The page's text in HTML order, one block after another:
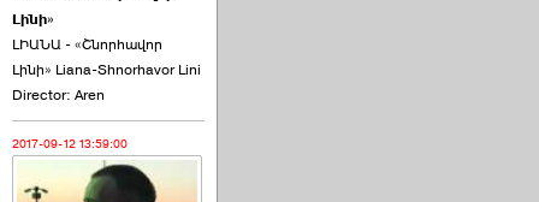
Լինի»
ԼԻԱՆԱ - «Շնորհավոր
Լինի» Liana-Shnorhavor Lini
Director: Aren
2017-09-12 13:59:00